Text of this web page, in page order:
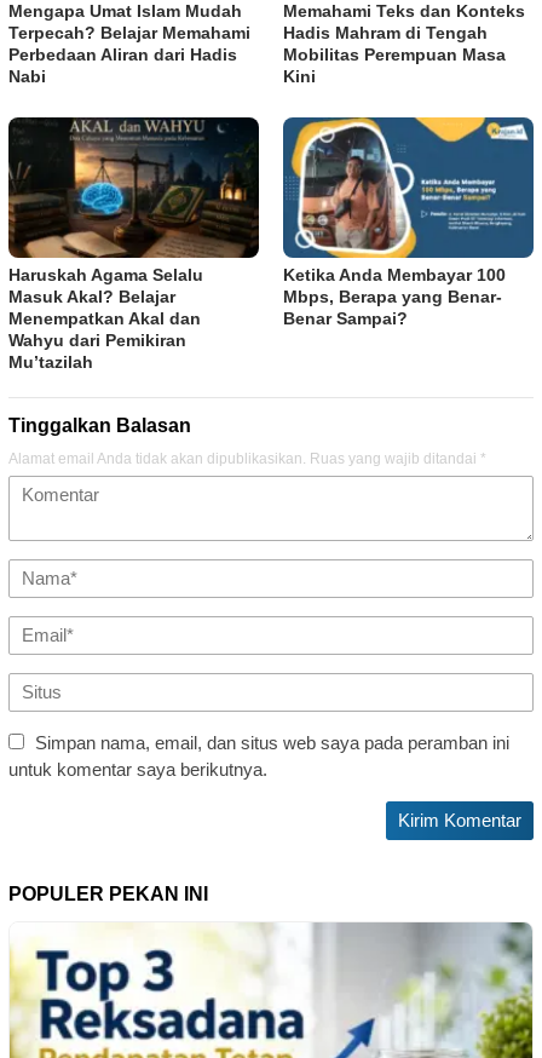
Mengapa Umat Islam Mudah
Terpecah? Belajar Memahami
Perbedaan Aliran dari Hadis
Nabi
Memahami Teks dan Konteks
Hadis Mahram di Tengah
Mobilitas Perempuan Masa
Kini
Haruskah Agama Selalu
Masuk Akal? Belajar
Menempatkan Akal dan
Wahyu dari Pemikiran
Mu’tazilah
Ketika Anda Membayar 100
Mbps, Berapa yang Benar-
Benar Sampai?
Tinggalkan Balasan
Alamat email Anda tidak akan dipublikasikan. Ruas yang wajib ditandai *
Simpan nama, email, dan situs web saya pada peramban ini
untuk komentar saya berikutnya.
POPULER PEKAN INI